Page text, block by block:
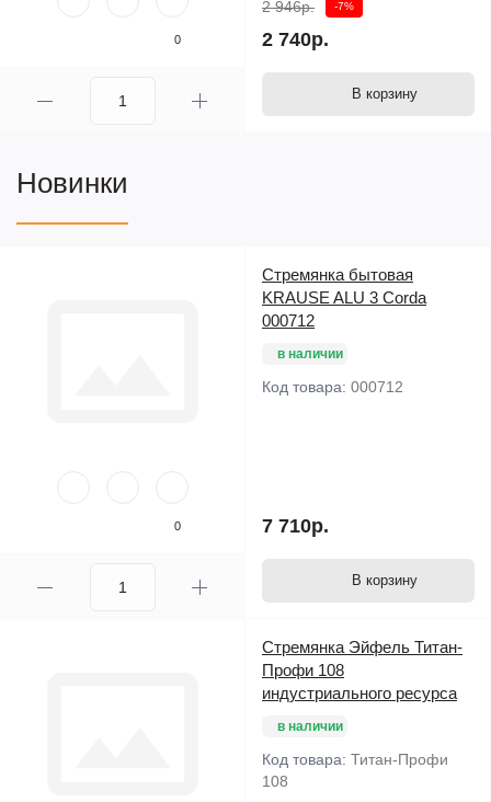
0
2 946р. -7%
2 740р.
В корзину
Новинки
0
Стремянка бытовая
KRAUSE ALU 3 Corda
000712
в наличии
Код товара: 000712
7 710р.
В корзину
Стремянка Эйфель Титан-
Профи 108
индустриального ресурса
в наличии
Код товара: Титан-Профи
108